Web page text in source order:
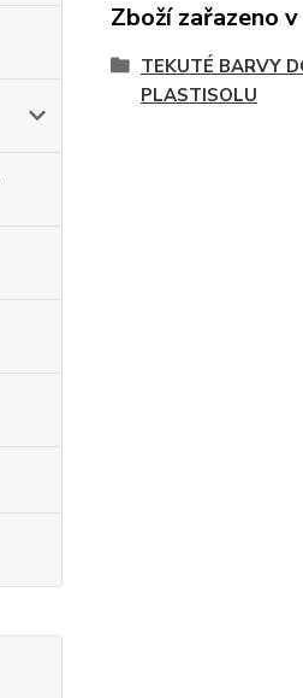
Zboží zařazeno
TEKUTÉ BARVY
PLASTISOLU